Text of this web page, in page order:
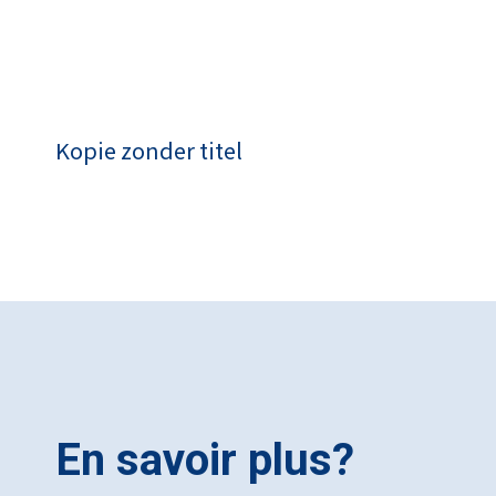
Kopie zonder titel
En savoir plus?